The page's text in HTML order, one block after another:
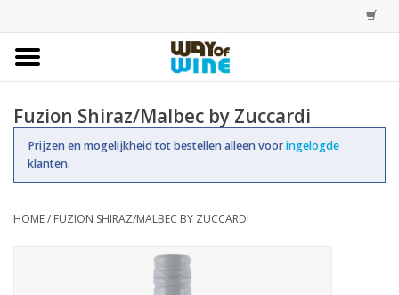
Bestellingen
Assortiment
Fuzion Shiraz/Malbec by Zuccardi
Prijzen en mogelijkheid tot bestellen alleen vooringelogde
klanten.
HOME/ FUZION SHIRAZ/MALBEC BY ZUCCARDI